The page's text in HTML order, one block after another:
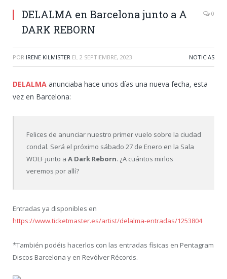
DELALMA en Barcelona junto a A
DARK REBORN
0
POR IRENE KILMISTER EL 2 SEPTIEMBRE, 2023 NOTICIAS
DELALMA anunciaba hace unos días una nueva fecha, esta
vez en Barcelona:
Felices de anunciar nuestro primer vuelo sobre la ciudad
condal. Será el próximo sábado 27 de Enero en la Sala
WOLF junto aA Dark Reborn. ¿A cuántos mirlos
veremos por allí?
Entradas ya disponibles en
https://www.ticketmaster.es/artist/delalma-entradas/1253804
*También podéis hacerlos con las entradas físicas en Pentagram
Discos Barcelona y en Revólver Récords.